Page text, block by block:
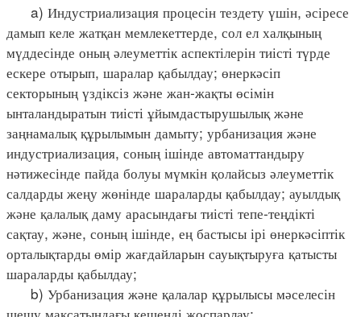
a) Индустриализация процесін тездету үшін, әсіресе
дамып келе жатқан мемлекеттерде, сол ел халқының
мүддесінде оның әлеуметтік аспектілерін тиісті түрде
ескере отырып, шаралар қабылдау; өнеркәсіп
секторының үздіксіз және жан-жақты өсімін
ынталандыратын тиісті ұйымдастырушылық және
заңнамалық құрылымын дамыту; урбанизация және
индустриализация, соның ішінде автоматтандыру
нәтижесінде пайда болуы мүмкін қолайсыз әлеуметтік
салдарды жеңу жөнінде шараларды қабылдау; ауылдық
және қалалық даму арасындағы тиісті тепе-теңдікті
сақтау, және, соның ішінде, ең бастысы ірі өнеркәсіптік
орталықтарды өмір жағдайларын сауықтыруға қатысты
шараларды қабылдау;
b) Урбанизация және қалалар құрылысы мәселесін
шешу мақсатындағы кешенді жоспарлау;